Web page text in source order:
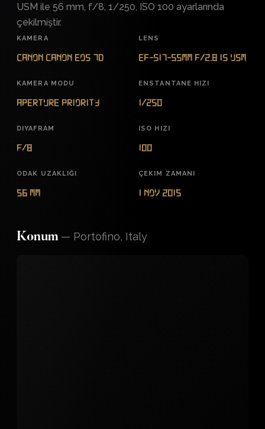
USM ile 56 mm, f/8, 1/250, ISO 100 ayarlarında
çekilmiştir.
KAMERA
Canon Canon EOS 7D
LENS
EF-S17-55mm f/2.8 IS USM
KAMERA MODU
Aperture Priority
ENSTANTANE HIZI
1/250
DIYAFRAM
f/8
ISO HIZI
100
ODAK UZAKLIĞI
56 mm
ÇEKIM ZAMANI
1 Nov 2015
Konum — Portofino, Italy